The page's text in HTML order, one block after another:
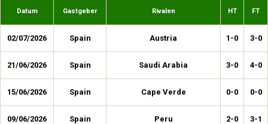
Datum Gastgeber Rivalen HT FT
02/07/2026 Spain Austria 1-0 3-0
21/06/2026 Spain Saudi Arabia 3-0 4-0
15/06/2026 Spain Cape Verde 0-0 0-0
09/06/2026 Spain Peru 2-0 3-1